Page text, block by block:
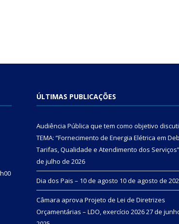
ÚLTIMAS PUBLICAÇÕES
Audiência Pública que tem como objetivo
TEMA: “Fornecimento de Energia Elétrica em
Tarifas, Qualidade e Atendimento dos Serviços”
de julho de 2026
Dia dos Pais – 10 de agosto 10 de agosto de
Câmara aprova Projeto de Lei de Diretrizes
Orçamentárias – LDO, exercício 202627 de